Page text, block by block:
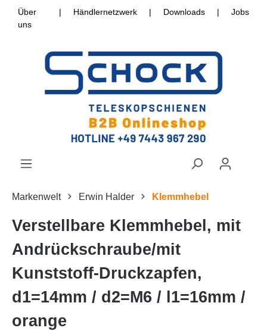
Über
uns
| Händlernetzwerk | Downloads | Jobs
Markenwelt Erwin Halder Klemmhebel
Verstellbare Klemmhebel, mit
Andrückschraube/mit
Kunststoff-Druckzapfen,
d1=14mm / d2=M6 / l1=16mm /
orange